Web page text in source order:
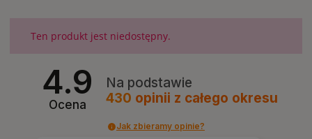
Ten produkt jest niedostępny.
4.9
Ocena
Na podstawie
430 opinii z całego okresu
Jak zbieramy opinie?